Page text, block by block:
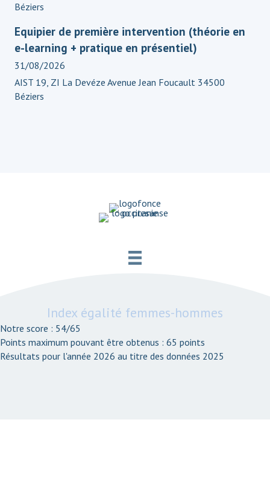
Béziers
Equipier de première intervention (théorie en
e-learning + pratique en présentiel)
31/08/2026
AIST 19, ZI La Devéze Avenue Jean Foucault 34500
Béziers
Index égalité femmes-hommes
Notre score : 54/65
Points maximum pouvant être obtenus : 65 points
Résultats pour l'année 2026 au titre des données 2025